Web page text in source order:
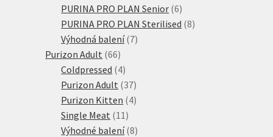
produkty
PURINA PRO PLAN Senior 66
produktů
PURINA PRO PLAN Sterilised 88
Výhodná balení 77
Purizon Adult 6666
produktů
Coldpressed 44
produkty
Purizon Adult 3737
produktů
Purizon Kitten 44
Single Meat 11 11
produktů
Výhodné balení 88